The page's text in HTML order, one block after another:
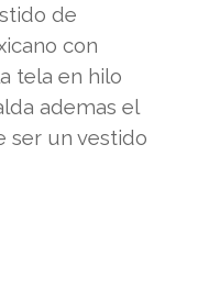
de
con
tela en hilo
ademas el
ser un vestido